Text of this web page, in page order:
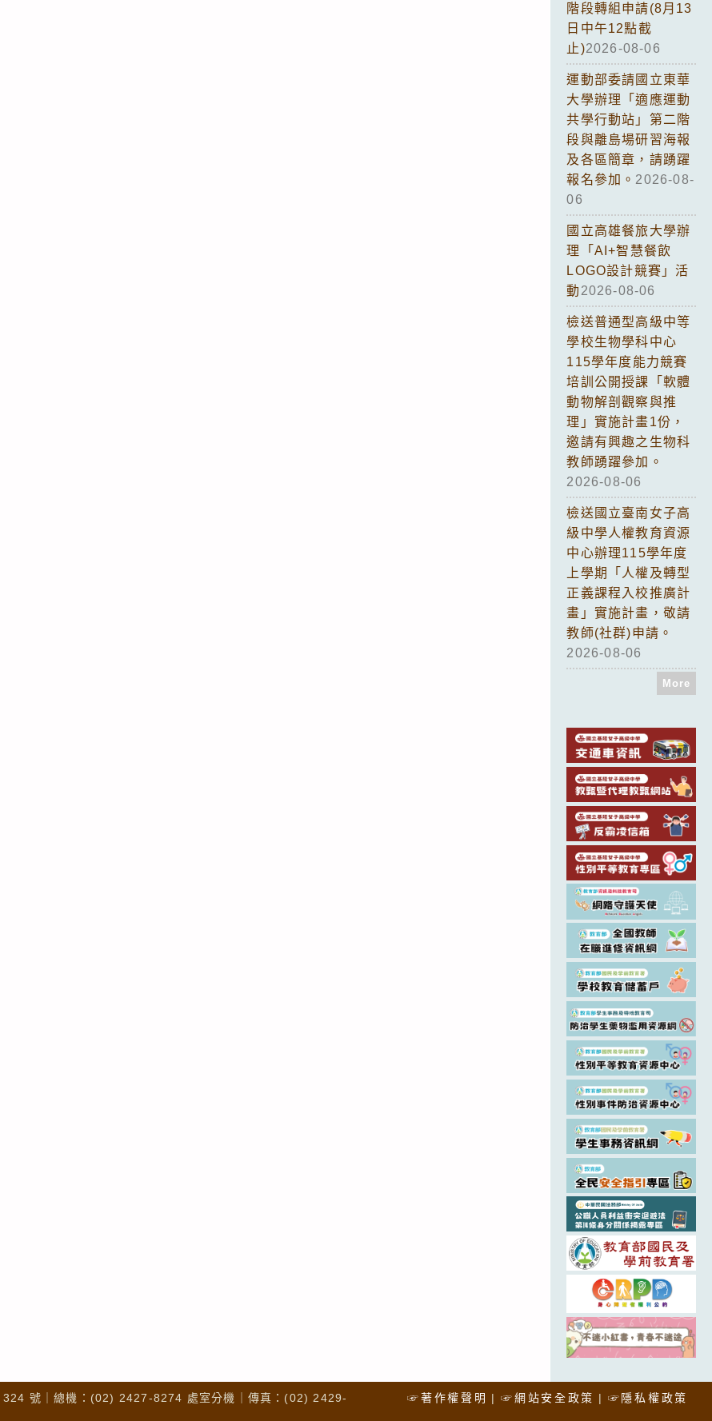
階段轉組申請(8月13
日中午12點截
止)2026-08-06
運動部委請國立東華
大學辦理「適應運動
共學行動站」第二階
段與離島場研習海報
及各區簡章，請踴躍
報名參加。 2026-08-
06
國立高雄餐旅大學辦
理「AI+智慧餐飲
LOGO設計競賽」活
動 2026-08-06
檢送普通型高級中等
學校生物學科中心
115學年度能力競賽
培訓公開授課「軟體
動物解剖觀察與推
理」實施計畫1份，
邀請有興趣之生物科
教師踴躍參加。
2026-08-06
檢送國立臺南女子高
級中學人權教育資源
中心辦理115學年度
上學期「人權及轉型
正義課程入校推廣計
畫」實施計畫，敬請
教師(社群)申請。
2026-08-06
More
☞著作權聲明 ☞網站安全政策 ☞隱私權政策
號｜總機：(02) 2427-8274 處室分機｜傳真：(02) 2429-